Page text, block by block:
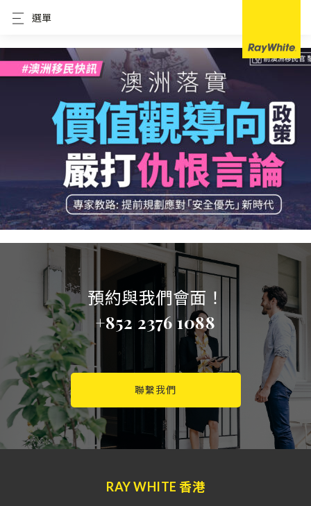
選單
預約與我們會面！
+852 2376 1088
聯繫我們
RAY WHITE 香港